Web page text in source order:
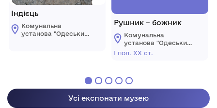
Індієць
Комунальна
установа "Одеський
Рушник – божник
Комунальна
установа "Одеський
національний
І пол. ХХ ст.
Усі експонати музею